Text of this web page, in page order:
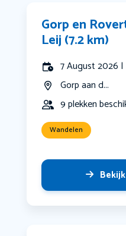
Gorp en
Leij (7.2 km)
7 August 2026 |
Gorp aan d...
9 plekken
Wandelen